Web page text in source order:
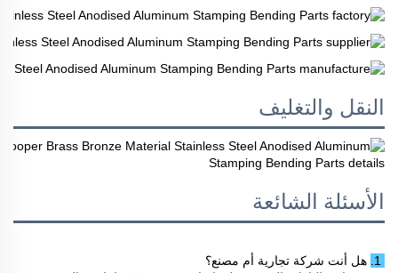
النقل والتغليف
الأسئلة الشائعة
1. هل أنت شركة تجارية أم مصنع؟